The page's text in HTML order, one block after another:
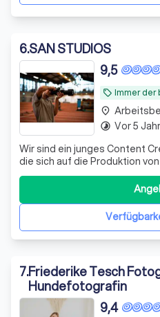
6.SAN STUDIOS
local_offer Immer der
9,5
Wir sind ein junges Content
die sich auf die Produktion
authentischer Werbeinhalte
place
timelapse Vor 5
7.Friederike Tesch
Hundefotografin
9,4